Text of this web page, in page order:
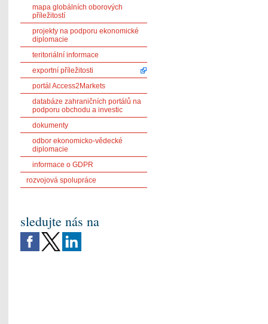
mapa globálních oborových
příležitostí
projekty na podporu ekonomické
diplomacie
teritoriální informace
exportní příležitosti
portál Access2Markets
databáze zahraničních portálů na
podporu obchodu a investic
dokumenty
odbor ekonomicko-vědecké
diplomacie
informace o GDPR
rozvojová spolupráce
sledujte nás na